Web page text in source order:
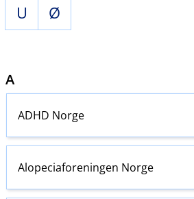
U
Ø
A
ADHD Norge
Alopeciaforeningen Norge